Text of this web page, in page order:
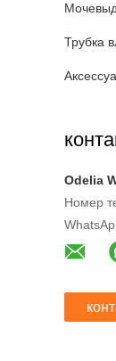
Трубка
Odelia
Номер